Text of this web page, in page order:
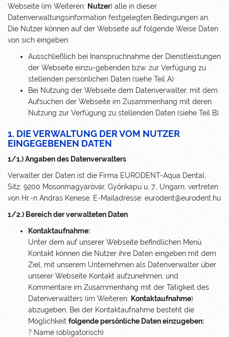
Webseite (im Weiteren: Nutzer) alle in dieser
Datenverwaltungsinformation festgelegten Bedingungen an.
Die Nutzer können auf der Webseite auf folgende Weise Daten
von sich eingeben:
Ausschließlich bei Inanspruchnahme der Dienstleistungen
der Webseite einzu-gebenden bzw. zur Verfügung zu
stellenden persönlichen Daten (siehe Teil A)
Bei Nutzung der Webseite dem Datenverwalter, mit dem
Aufsuchen der Webseite im Zusammenhang mit deren
Nutzung zur Verfügung zu stellenden Daten (siehe Teil B).
1. DIE VERWALTUNG DER VOM NUTZER
EINGEGEBENEN DATEN
1/1.) Angaben des Datenverwalters
Verwalter der Daten ist die Firma EURODENT-Aqua Dental,
Sitz: 9200 Mosonmagyaróvár, Győrikapu u. 7., Ungarn, vertreten
von Hr.-n Andras Kenese, E-Mailadresse: eurodent@eurodent.hu
1/2.) Bereich der verwalteten Daten
Kontaktaufnahme:
Unter dem auf unserer Webseite befindlichen Menü
Kontakt können die Nutzer ihre Daten eingeben mit dem
Ziel, mit unserem Unternehmen als Datenverwalter über
unserer Webseite Kontakt aufzunehmen, und
Kommentare im Zusammenhang mit der Tätigkeit des
Datenverwalters (im Weiteren: Kontaktaufnahme)
abzugeben. Bei der Kontaktaufnahme besteht die
Möglichkeit folgende persönliche Daten einzugeben:
? Name (obligatorisch)